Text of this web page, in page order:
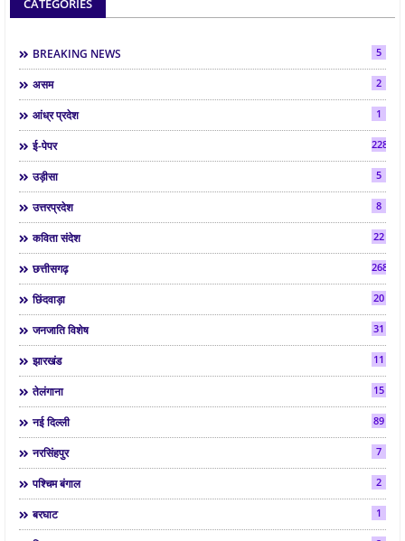
CATEGORIES
BREAKING NEWS 5
असम 2
आंध्र प्रदेश 1
ई-पेपर 2287
उड़ीसा 5
उत्तरप्रदेश 8
कविता संदेश 22
छत्तीसगढ़ 268
छिंदवाड़ा 20
जनजाति विशेष 31
झारखंड 11
तेलंगाना 15
नई दिल्ली 89
नरसिंहपुर 7
पश्चिम बंगाल 2
बरघाट 1